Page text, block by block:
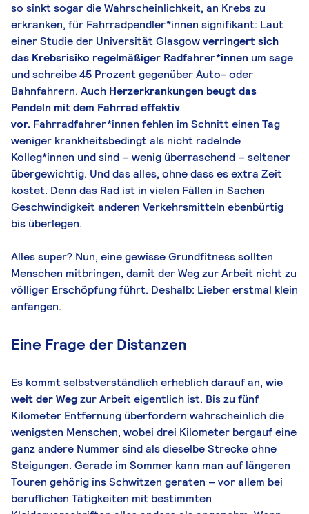
so sinkt sogar die Wahrscheinlichkeit, an Krebs zu
erkranken, für Fahrradpendler*innen signifikant: Laut
einer Studie der Universität Glasgowverringert sich
das Krebsrisiko regelmäßiger Radfahrer*innen um sage
und schreibe 45 Prozent gegenüber Auto- oder
Bahnfahrern. Auch Herzerkrankungen beugt das
Pendeln mit dem Fahrrad effektiv
vor. Fahrradfahrer*innen fehlen im Schnitt einen Tag
weniger krankheitsbedingt als nicht radelnde
Kolleg*innen und sind – wenig überraschend – seltener
übergewichtig. Und das alles, ohne dass es extra Zeit
kostet. Denn das Rad ist in vielen Fällen in Sachen
Geschwindigkeit anderen Verkehrsmitteln ebenbürtig
bis überlegen.
Alles super? Nun, eine gewisse Grundfitness sollten
Menschen mitbringen, damit der Weg zur Arbeit nicht zu
völliger Erschöpfung führt. Deshalb: Lieber erstmal klein
anfangen.
Eine Frage der Distanzen
Es kommt selbstverständlich erheblich darauf an, wie
weit der Wegzur Arbeit eigentlich ist. Bis zu fünf
Kilometer Entfernung überfordern wahrscheinlich die
wenigsten Menschen, wobei drei Kilometer bergauf eine
ganz andere Nummer sind als dieselbe Strecke ohne
Steigungen. Gerade im Sommer kann man auf längeren
Touren gehörig ins Schwitzen geraten – vor allem bei
beruflichen Tätigkeiten mit bestimmten